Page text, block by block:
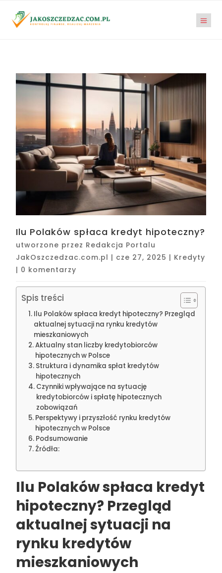
Ilu Polaków spłaca kredyt hipoteczny?
utworzone przez Redakcja Portalu
JakOszczedzac.com.pl | cze 27, 2025 | Kredyty
| 0 komentarzy
Spis treści
Ilu Polaków spłaca kredyt hipoteczny? Przegląd
aktualnej sytuacji na rynku kredytów
mieszkaniowych
Aktualny stan liczby kredytobiorców
hipotecznych w Polsce
Struktura i dynamika spłat kredytów
hipotecznych
Czynniki wpływające na sytuację
kredytobiorców i spłatę hipotecznych
zobowiązań
Perspektywy i przyszłość rynku kredytów
hipotecznych w Polsce
Podsumowanie
Źródła:
Ilu Polaków spłaca kredyt
hipoteczny? Przegląd
aktualnej sytuacji na
rynku kredytów
mieszkaniowych